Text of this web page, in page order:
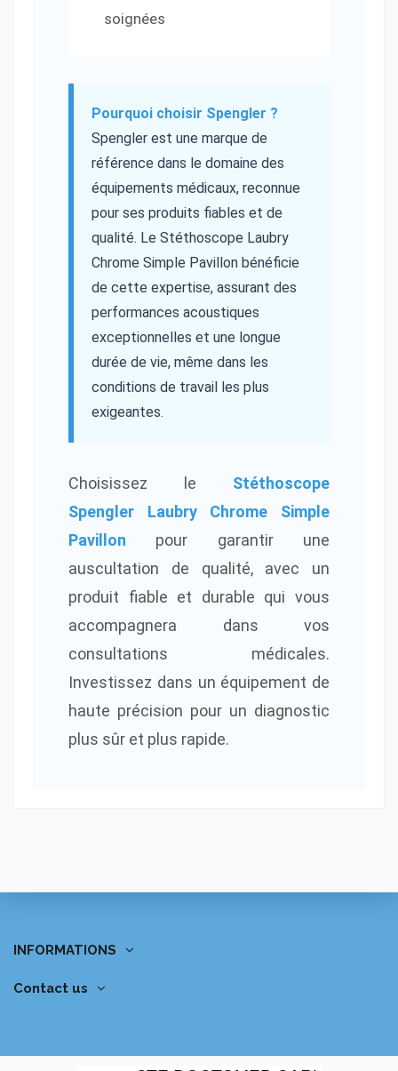
soignées
Pourquoi choisir Spengler ?
Spengler est une marque de
référence dans le domaine des
équipements médicaux, reconnue
pour ses produits fiables et de
qualité. Le Stéthoscope Laubry
Chrome Simple Pavillon bénéficie
de cette expertise, assurant des
performances acoustiques
exceptionnelles et une longue
durée de vie, même dans les
conditions de travail les plus
exigeantes.
Choisissez le Stéthoscope
Spengler Laubry Chrome Simple
Pavillon pour garantir une
auscultation de qualité, avec un
produit fiable et durable qui vous
accompagnera dans vos
consultations médicales.
Investissez dans un équipement de
haute précision pour un diagnostic
plus sûr et plus rapide.
INFORMATIONS
Contact us